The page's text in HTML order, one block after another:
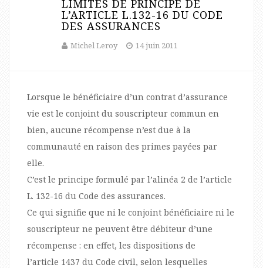
LIMITES DE PRINCIPE DE
L’ARTICLE L.132-16 DU CODE
DES ASSURANCES
Michel Leroy 14 juin 2011
Lorsque le bénéficiaire d’un contrat d’assurance
vie est le conjoint du souscripteur commun en
bien, aucune récompense n’est due à la
communauté en raison des primes payées par
elle.
C’est le principe formulé par l’alinéa 2 de l’article
L. 132-16 du Code des assurances.
Ce qui signifie que ni le conjoint bénéficiaire ni le
souscripteur ne peuvent être débiteur d’une
récompense : en effet, les dispositions de
l’article 1437 du Code civil, selon lesquelles